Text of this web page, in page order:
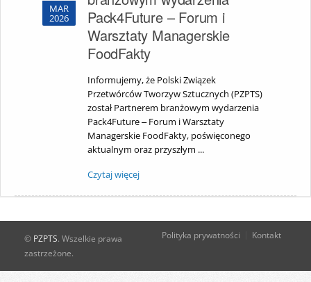
MAR
2026
Pack4Future – Forum i
Warsztaty Managerskie
FoodFakty
Informujemy, że Polski Związek
Przetwórców Tworzyw Sztucznych (PZPTS)
został Partnerem branżowym wydarzenia
Pack4Future – Forum i Warsztaty
Managerskie FoodFakty, poświęconego
aktualnym oraz przyszłym ...
Czytaj więcej
© PZPTS. Wszelkie prawa
zastrzeżone.
Polityka prywatności Kontakt